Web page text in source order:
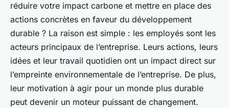
réduire votre impact carbone et mettre en place des
actions concrètes en faveur du développement
durable ? La raison est simple : les employés sont les
acteurs principaux de l’entreprise. Leurs actions, leurs
idées et leur travail quotidien ont un impact direct sur
l’empreinte environnementale de l’entreprise. De plus,
leur motivation à agir pour un monde plus durable
peut devenir un moteur puissant de changement.